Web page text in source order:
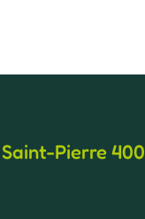
Saint-Pierre 400